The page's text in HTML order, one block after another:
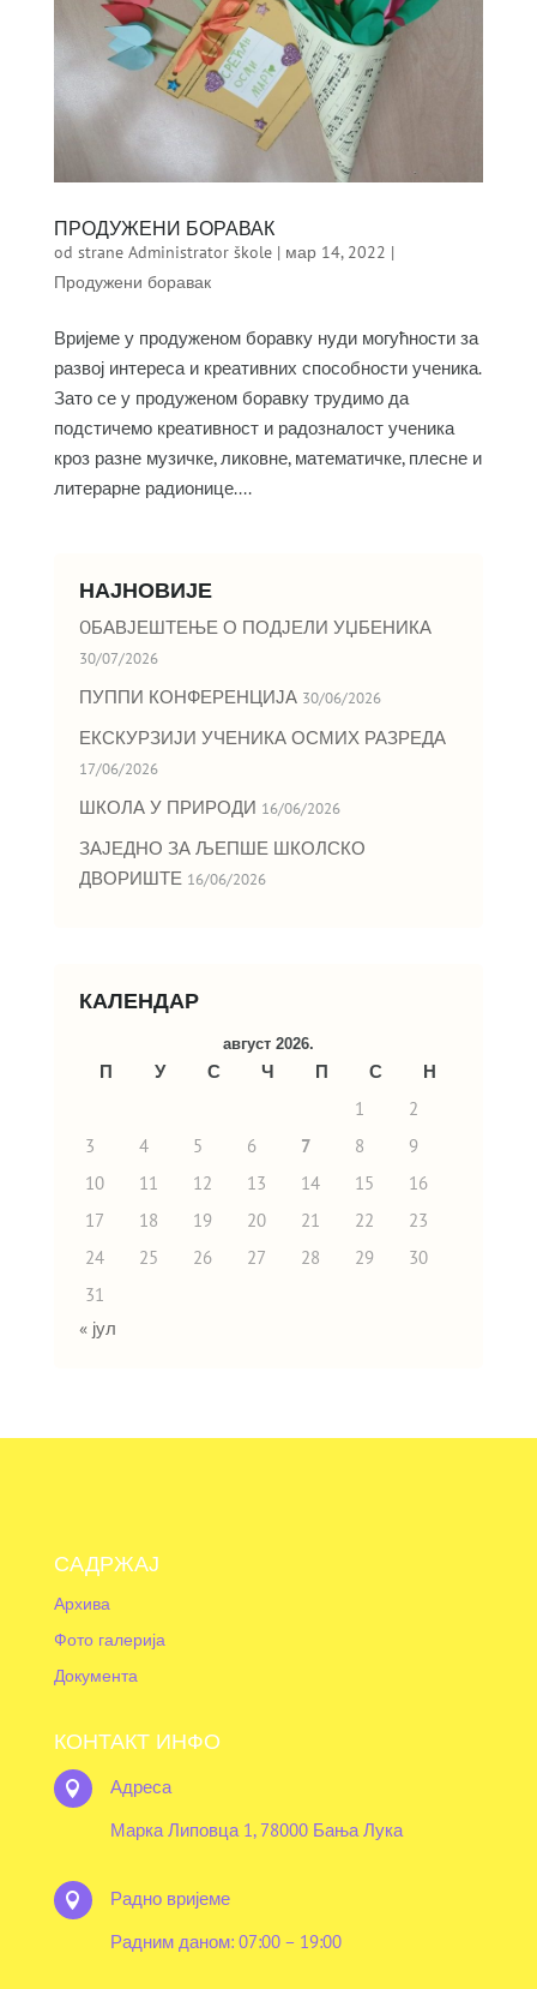
ПРОДУЖЕНИ БОРАВАК
od strane Administrator škole| мар 14, 2022 |
Продужени боравак
Вријеме у продуженом боравку нуди могућности за
развој интереса и креативних способности ученика.
Зато се у продуженом боравку трудимо да
подстичемо креативност и радозналост ученика
кроз разне музичке, ликовне, математичке, плесне и
литерарне радионице....
НАЈНОВИЈЕ
OБАВЈЕШТЕЊЕ О ПОДЈЕЛИ УЏБЕНИКА
30/07/2026
ПУППИ КОНФЕРЕНЦИЈА 30/06/2026
ЕКСКУРЗИЈИ УЧЕНИКА ОСМИХ РАЗРЕДА
17/06/2026
ШКОЛА У ПРИРОДИ 16/06/2026
ЗАЈЕДНО ЗА ЉЕПШЕ ШКОЛСКО
ДВОРИШТЕ 16/06/2026
КАЛЕНДАР
август 2026.
П У С Ч П С
Н
1
2
3
4 5 6 7 8
9
10
11 12 13 14 15
16
17
18 19 20 21 22
23
24
25 26 27 28 29
30
31
« јул
САДРЖАЈ
Архива
Фото галерија
Документа
КОНТАКТ ИНФО
 Адреса
Марка Липовца 1, 78000 Бања Лука
 Радно вријеме
Радним даном: 07:00 – 19:00